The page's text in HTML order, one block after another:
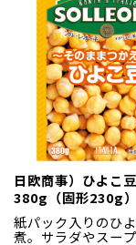
日欧商事）ひよこ
380g（固形230g）
紙パック入りのひ
煮。サラダやスー